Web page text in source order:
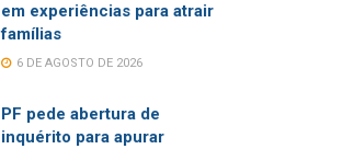
em experiências para atrair
famílias
6 DE AGOSTO DE 2026
PF pede abertura de
inquérito para apurar